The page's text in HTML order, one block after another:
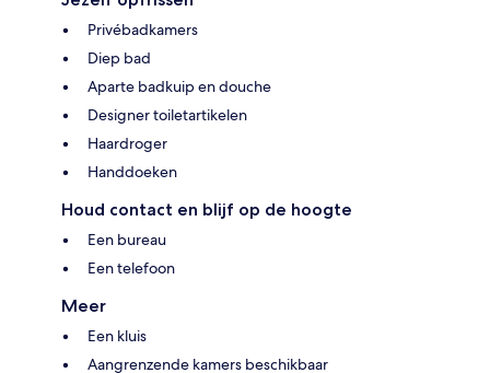
Privébadkamers
Diep bad
Aparte badkuip en douche
Designer toiletartikelen
Haardroger
Handdoeken
Houd contact en blijf op de hoogte
Een bureau
Een telefoon
Meer
Een kluis
Aangrenzende kamers beschikbaar